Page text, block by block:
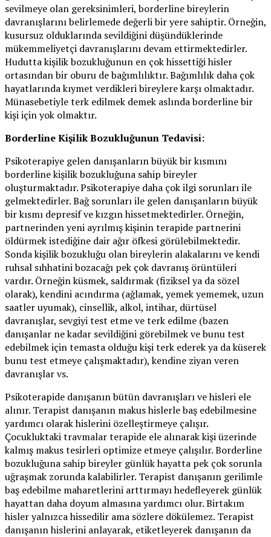
sevilmeye olan gereksinimleri, borderline bireylerin
davranışlarını belirlemede değerli bir yere sahiptir. Örneğin,
kusursuz olduklarında sevildiğini düşündüklerinde
mükemmeliyetçi davranışlarını devam ettirmektedirler.
Hudutta kişilik bozukluğunun en çok hissettiği hisler
ortasından bir oburu de bağımlılıktır. Bağımlılık daha çok
hayatlarında kıymet verdikleri bireylere karşı olmaktadır.
Münasebetiyle terk edilmek demek aslında borderline bir
kişi için yok olmaktır.
Borderline Kişilik Bozukluğunun Tedavisi:
Psikoterapiye gelen danışanların büyük bir kısmını
borderline kişilik bozukluğuna sahip bireyler
oluşturmaktadır. Psikoterapiye daha çok ilgi sorunları ile
gelmektedirler. Bağ sorunları ile gelen danışanların büyük
bir kısmı depresif ve kızgın hissetmektedirler. Örneğin,
partnerinden yeni ayrılmış kişinin terapide partnerini
öldürmek istediğine dair ağır öfkesi görülebilmektedir.
Sonda kişilik bozukluğu olan bireylerin alakalarını ve kendi
ruhsal sıhhatini bozacağı pek çok davranış örüntüleri
vardır. Örneğin küsmek, saldırmak (fiziksel ya da sözel
olarak), kendini acındırma (ağlamak, yemek yememek, uzun
saatler uyumak), cinsellik, alkol, intihar, dürtüsel
davranışlar, sevgiyi test etme ve terk edilme (bazen
danışanlar ne kadar sevildiğini görebilmek ve bunu test
edebilmek için temasta olduğu kişi terk ederek ya da küserek
bunu test etmeye çalışmaktadır), kendine ziyan veren
davranışlar vs.
Psikoterapide danışanın bütün davranışları ve hisleri ele
alınır. Terapist danışanın makus hislerle baş edebilmesine
yardımcı olarak hislerini özelleştirmeye çalışır.
Çocukluktaki travmalar terapide ele alınarak kişi üzerinde
kalmış makus tesirleri optimize etmeye çalışılır. Borderline
bozukluğuna sahip bireyler günlük hayatta pek çok sorunla
uğraşmak zorunda kalabilirler. Terapist danışanın gerilimle
baş edebilme maharetlerini arttırmayı hedefleyerek günlük
hayattan daha doyum almasına yardımcı olur. Birtakım
hisler yalnızca hissedilir ama sözlere dökülemez. Terapist
danışanın hislerini anlayarak, etiketleyerek danışanın da